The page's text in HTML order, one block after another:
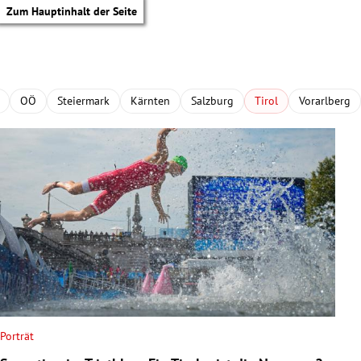
Zum Hauptinhalt der Seite
Untermenü
OÖ Steiermark Kärnten Salzburg Tirol Vorarlberg
Porträt